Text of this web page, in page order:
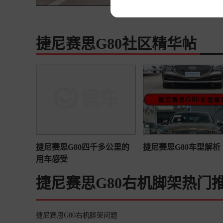
捷尼赛思G80社区精华帖
捷尼赛思G80四千多公里的
用车感受
捷尼赛思G80车型解析
捷尼赛思G80右机脚架热门
捷尼赛思G80右机脚架问题